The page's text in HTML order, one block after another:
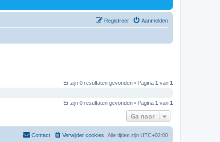
Aanmelden
Registreer
Er zijn 0 resultaten gevonden • Pagina 1 van 1
Er zijn 0 resultaten gevonden • Pagina 1 van 1
Ga naar
Alle tijden zijn UTC+02:00
Verwijder cookies
Contact